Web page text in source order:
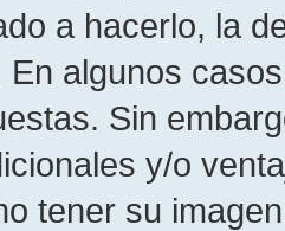
a hacerlo, la
En algunos
Sin
y/o
tener su